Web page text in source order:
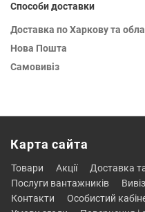
Способи доставки
Доставка по Харкову та
Нова Пошта
Самовивіз
Карта сайта
товари акції доставка
послуги вантажників
контакти
особистий